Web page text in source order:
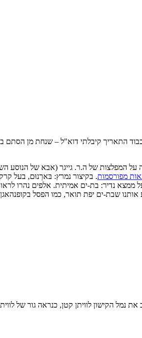
התאריך קיבלתי דוא"ל – שנחת מן
המפלצות של ה.ר. גייגר (אבא של הנוסע
מפורסמות. בקיצור נמרץ: בּארְנוּם, בעל
בת-ים אמיתית. אלפים נהרו
שבת-ים יפת תואר, כמו הפסל
נמל הקישון לוויתן קטן, כנראה גור של